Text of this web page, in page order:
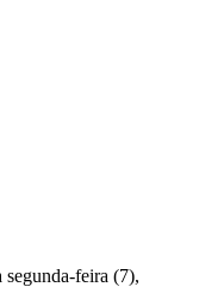
segunda-feira (7),